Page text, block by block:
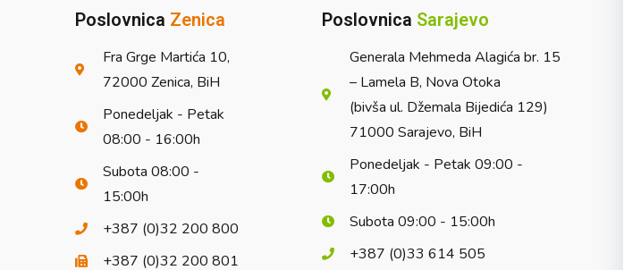
Poslovnica Zenica
Fra Grge Martića 10,
72000 Zenica, BiH
Ponedeljak - Petak
08:00 - 16:00h
Subota 08:00 -
15:00h
+387 (0)32 200 800
+387 (0)32 200 801
Poslovnica Sarajevo
Generala Mehmeda Alagića br. 15
– Lamela B, Nova Otoka
(bivša ul. Džemala Bijedića 129)
71000 Sarajevo, BiH
Ponedeljak - Petak 09:00 -
17:00h
Subota 09:00 - 15:00h
+387 (0)33 614 505